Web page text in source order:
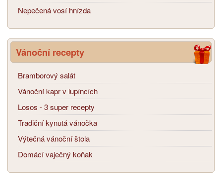
Nepečená vosí hnízda
Vánoční recepty
Bramborový salát
Vánoční kapr v lupíncích
Losos - 3 super recepty
Tradiční kynutá vánočka
Výtečná vánoční štola
Domácí vaječný koňak